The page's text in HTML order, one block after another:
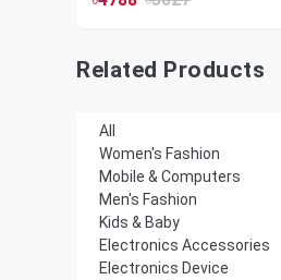
Related Products
All
Women's Fashion
Mobile & Computers
Men's Fashion
Kids & Baby
Electronics Accessories
Electronics Device